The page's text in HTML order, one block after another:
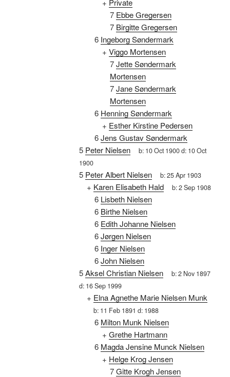
7 Ebbe Gregersen
7 Birgitte Gregersen
6 Ingeborg Søndermark
+ Viggo Mortensen
7Jette Søndermark
Mortensen
7Jane Søndermark
Mortensen
6 Henning Søndermark
+ Esther Kirstine Pedersen
6Jens Gustav Søndermark
5 Peter Nielsen b: 10 Oct 1900d: 10 Oct
1900
5 Peter Albert Nielsen b:25 Apr 1903
+ Karen Elisabeth Hald b:2 Sep 1908
6 Lisbeth Nielsen
6 Birthe Nielsen
6 Edith Johanne Nielsen
6Jørgen Nielsen
6 Inger Nielsen
6John Nielsen
5Aksel Christian Nielsen b:2 Nov 1897
d: 16 Sep 1999
+ Elna Agnethe Marie Nielsen Munk
b: 11 Feb 1891 d: 1988
6 Milton Munk Nielsen
+ Grethe Hartmann
6 Magda Jensine Munck Nielsen
+ Helge Krog Jensen
7Gitte Krogh Jensen